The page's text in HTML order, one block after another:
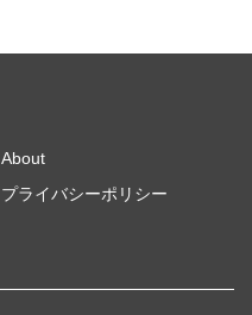
About
プライバシーポリシー